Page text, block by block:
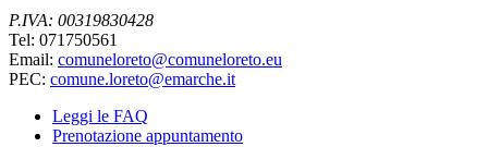
P.IVA: 00319830428
Tel: 071750561
Email: comuneloreto@comuneloreto.eu
PEC: comune.loreto@emarche.it
Leggi le FAQ
Prenotazione appuntamento